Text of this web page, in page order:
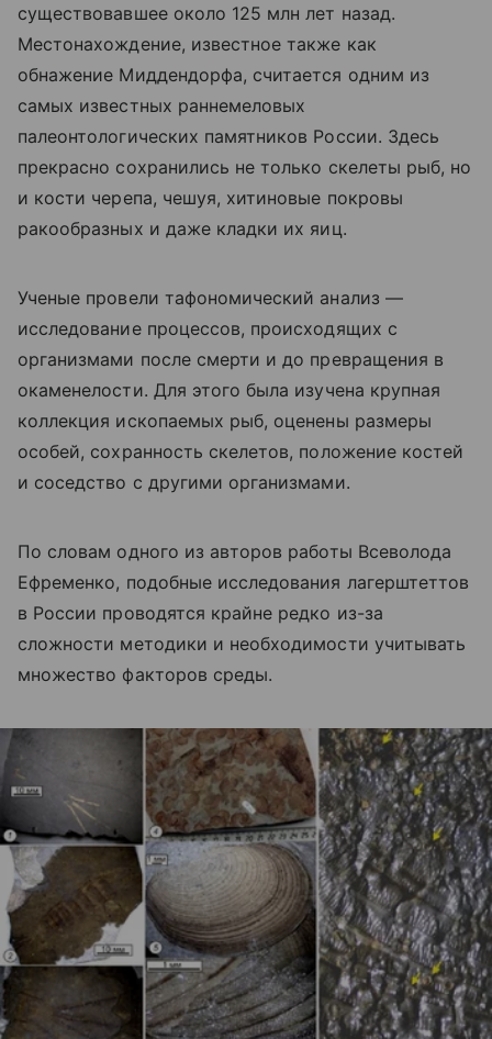
существовавшее около 125 млн лет назад.
Местонахождение, известное также как
обнажение Миддендорфа, считается одним из
самых известных раннемеловых
палеонтологических памятников России. Здесь
прекрасно сохранились не только скелеты рыб, но
и кости черепа, чешуя, хитиновые покровы
ракообразных и даже кладки их яиц.
Ученые провели тафономический анализ —
исследование процессов, происходящих с
организмами после смерти и до превращения в
окаменелости. Для этого была изучена крупная
коллекция ископаемых рыб, оценены размеры
особей, сохранность скелетов, положение костей
и соседство с другими организмами.
По словам одного из авторов работы Всеволода
Ефременко, подобные исследования лагерштеттов
в России проводятся крайне редко из-за
сложности методики и необходимости учитывать
множество факторов среды.